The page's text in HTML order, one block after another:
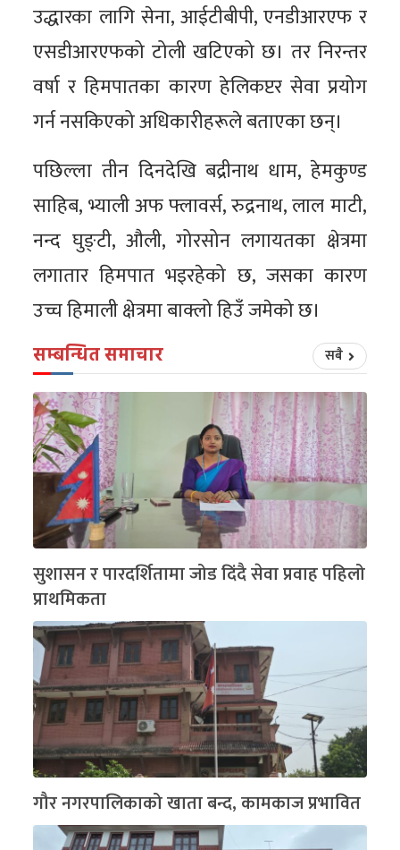
उद्धारका लागि सेना, आईटीबीपी, एनडीआरएफ र
एसडीआरएफको टोली खटिएको छ। तर निरन्तर
वर्षा र हिमपातका कारण हेलिकप्टर सेवा प्रयोग
गर्न नसकिएको अधिकारीहरूले बताएका छन्।
पछिल्ला तीन दिनदेखि बद्रीनाथ धाम, हेमकुण्ड
साहिब, भ्याली अफ फ्लावर्स, रुद्रनाथ, लाल माटी,
नन्द घुङ्टी, औली, गोरसोन लगायतका क्षेत्रमा
लगातार हिमपात भइरहेको छ, जसका कारण
उच्च हिमाली क्षेत्रमा बाक्लो हिउँ जमेको छ।
सम्बन्धित समाचार सबै
सुशासन र पारदर्शितामा जोड दिंदै सेवा प्रवाह पहिलो
प्राथमिकता
गौर नगरपालिकाको खाता बन्द, कामकाज प्रभावित